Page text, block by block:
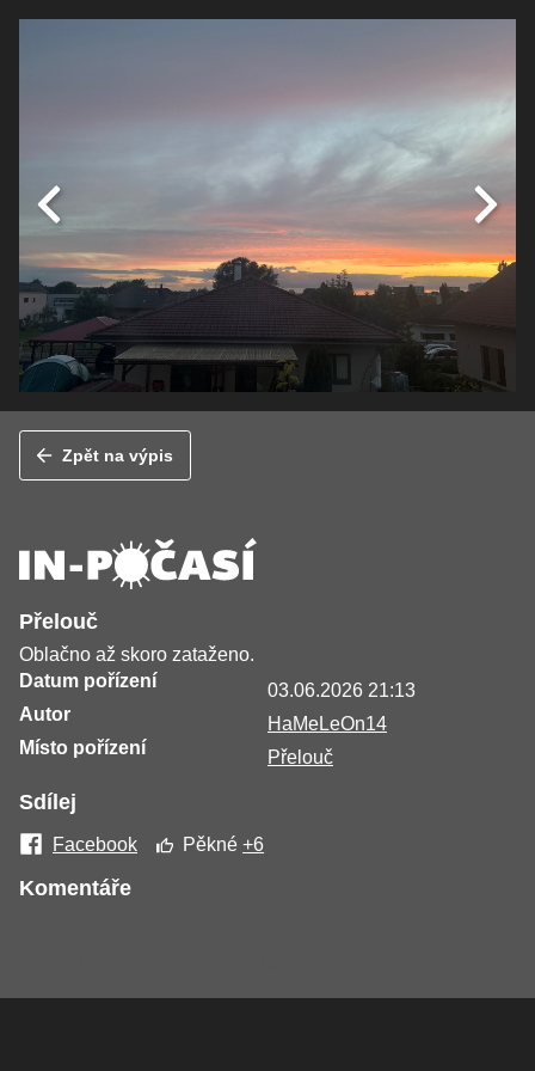
Zpět na výpis
Přelouč
Oblačno až skoro zataženo.
Datum pořízení
03.06.2026 21:13
Autor
HaMeLeOn14
Místo pořízení
Přelouč
Sdílej
Facebook Pěkné+6
Komentáře